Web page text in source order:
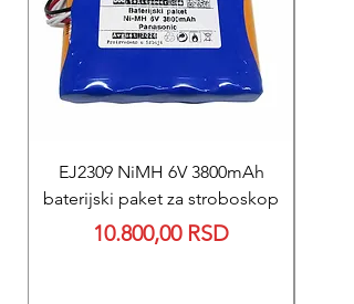
EJ2309 NiMH 6V 3800mAh
baterijski paket za stroboskop
Price
10.800,00 RSD